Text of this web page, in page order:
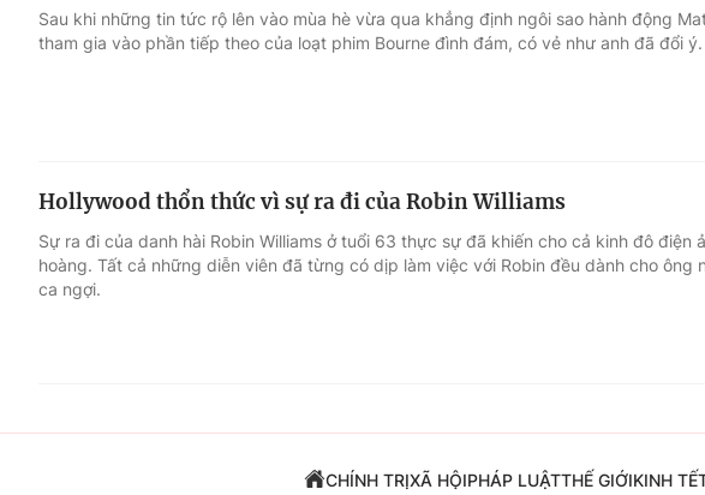
Sau khi những tin tức rộ lên vào mùa hè vừa qua khẳng định ngôi sao hành động
tham gia vào phần tiếp theo của loạt phim Bourne đình đám, có vẻ như anh đã đổi ý.
Hollywood thổn thức vì sự ra đi của Robin Williams
Sự ra đi của danh hài Robin Williams ở tuổi 63 thực sự đã khiến cho cả kinh đô điện
hoàng. Tất cả những diễn viên đã từng có dịp làm việc với Robin đều dành cho ông
ca ngợi.
CHÍNH TRỊXÃ HỘIPHÁP LUẬTTHẾ GIỚIKINH TẾ